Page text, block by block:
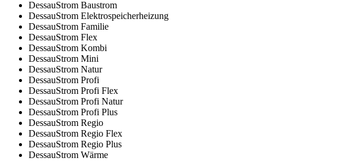
DessauStrom Baustrom
DessauStrom Elektrospeicherheizung
DessauStrom Familie
DessauStrom Flex
DessauStrom Kombi
DessauStrom Mini
DessauStrom Natur
DessauStrom Profi
DessauStrom Profi Flex
DessauStrom Profi Natur
DessauStrom Profi Plus
DessauStrom Regio
DessauStrom Regio Flex
DessauStrom Regio Plus
DessauStrom Wärme